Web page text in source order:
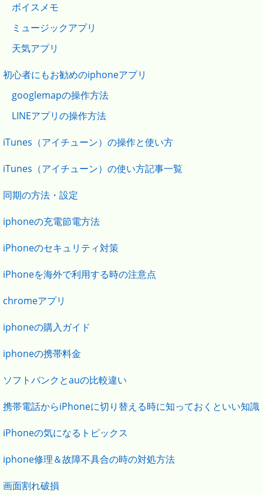
ボイスメモ
ミュージックアプリ
天気アプリ
初心者にもお勧めのiphoneアプリ
googlemapの操作方法
LINEアプリの操作方法
iTunes（アイチューン）の操作と使い方
iTunes（アイチューン）の使い方記事一覧
同期の方法・設定
iphoneの充電節電方法
iPhoneのセキュリティ対策
iPhoneを海外で利用する時の注意点
chromeアプリ
iphoneの購入ガイド
iphoneの携帯料金
ソフトバンクとauの比較違い
携帯電話からiPhoneに切り替える時に知っておくといい知識
iPhoneの気になるトピックス
iphone修理＆故障不具合の時の対処方法
画面割れ破損